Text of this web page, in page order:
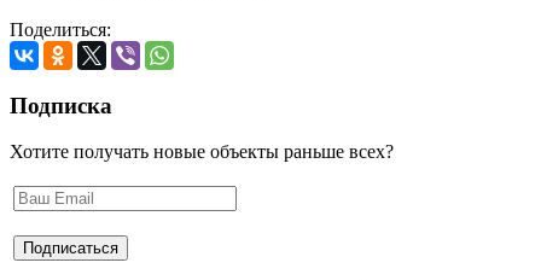
Поделиться:
Подписка
Хотите получать новые объекты раньше всех?